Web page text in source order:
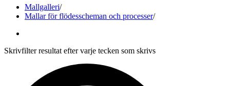
Mallgalleri/
Mallar för flödesscheman och processer/
Skrivfilter resultat efter varje tecken som skrivs